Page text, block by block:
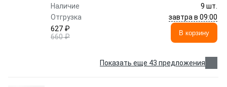
Наличие
9 шт.
Отгрузка
завтра в 09:00
627 ₽
660 ₽
В корзину
Показать еще 43 предложения